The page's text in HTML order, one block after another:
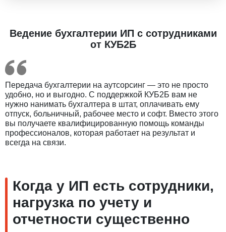
Ведение бухгалтерии ИП с сотрудниками
от КУБ2Б
Передача бухгалтерии на аутсорсинг — это не просто
удобно, но и выгодно. С поддержкой КУБ2Б вам не
нужно нанимать бухгалтера в штат, оплачивать ему
отпуск, больничный, рабочее место и софт. Вместо этого
вы получаете квалифицированную помощь команды
профессионалов, которая работает на результат и
всегда на связи.
Когда у ИП есть сотрудники,
нагрузка по учету и
отчетности существенно